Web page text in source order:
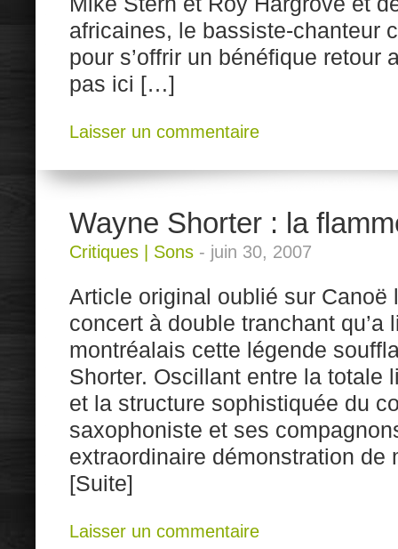
africaines, le bassiste-chanteur
pour s’offrir un bénéfique retour
pas ici […]
Laisser un commentaire
Wayne Shorter : la
Critiques Sons - juin 30, 2007
Article original oublié sur Canoë
concert à double tranchant qu’a
montréalais cette légende
Shorter. Oscillant entre la totale
et la structure sophistiquée du
saxophoniste et ses
extraordinaire démonstration de
[Suite]
Laisser un commentaire